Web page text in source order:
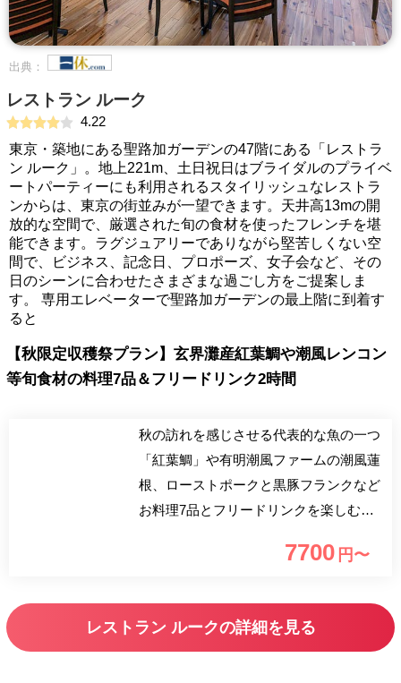
出典：
レストラン ルーク
4.22
東京・築地にある聖路加ガーデンの47階にある「レストラ
ン ルーク」。地上221m、土日祝日はブライダルのプライベ
ートパーティーにも利用されるスタイリッシュなレストラ
ンからは、東京の街並みが一望できます。天井高13mの開
放的な空間で、厳選された旬の食材を使ったフレンチを堪
能できます。ラグジュアリーでありながら堅苦しくない空
間で、ビジネス、記念日、プロポーズ、女子会など、その
日のシーンに合わせたさまざまな過ごし方をご提案しま
す。 専用エレベーターで聖路加ガーデンの最上階に到着す
ると
【秋限定収穫祭プラン】玄界灘産紅葉鯛や潮風レンコン
等旬食材の料理7品＆フリードリンク2時間
秋の訪れを感じさせる代表的な魚の一つ
「紅葉鯛」や有明潮風ファームの潮風蓮
根、ローストポークと黒豚フランクなど
お料理7品とフリードリンクを楽しむ秋
だわりの食材を使用したお料理で、実り
7700 円〜
レストラン ルークの詳細を見る